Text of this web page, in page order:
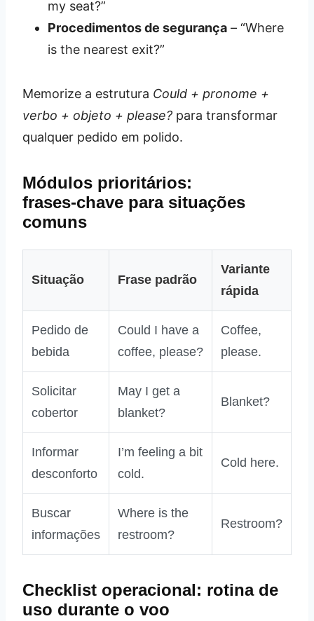
my seat?”
Procedimentos de segurança – “Where
is the nearest exit?”
Memorize a estrutura Could + pronome +
verbo + objeto + please? para transformar
qualquer pedido em polido.
Módulos prioritários:
frases‑chave para situações
comuns
Situação Frase padrão
Variante
rápida
Pedido de
bebida
Could I have a
coffee, please?
Coffee,
please.
Solicitar
cobertor
May I get a
blanket?
Blanket?
Informar
desconforto
I’m feeling a bit
cold.
Cold here.
Buscar
informações
Where is the
restroom?
Restroom?
Checklist operacional: rotina de
uso durante o voo